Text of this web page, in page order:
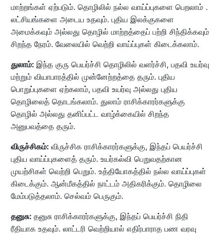
மாற்றங்கள் ஏற்படும். தொழிலில் நல்ல வாய்ப்புகளை பெறலாம் .
லட்சியங்களை அடைய உதவும். புதிய இலக்குகளை
அமைக்கவும் அல்லது தொழில் மாற்றத்தைப் பற்றி சிந்திக்கவும்
சிறந்த நேரம். வேலையில் வெற்றி வாய்ப்புகள் கிடைக்கலாம்.
துலாம்: இந்த குரு பெயர்ச்சி தொழிலில் வளர்ச்சி, பதவி உயர்வு
மற்றும் வியாபாரத்தில் முன்னேற்றத்தை தரும். புதிய
பொறுப்புகளை ஏற்கலாம், பதவி உயர்வு அல்லது புதிய
தொழிலைத் தொடங்கலாம். துலாம் ராசிக்காரர்களுக்கு
தொழில் அல்லது தனிப்பட்ட வாழ்க்கையில் சிறந்த
அனுபவத்தை தரும்.
விருச்சிகம்: விருச்சிக ராசிக்காரர்களுக்கு, இந்தப் பெயர்ச்சி
புதிய வாய்ப்புகளைத் தரும். உயர்கல்வி பெறுவதற்கான
முயற்சிகள் வெற்றி பெறும். உத்தியோகத்தில் நல்ல வாய்ப்புகள்
கிடைக்கும். ஆன்மீகத்தில் நாட்டம் அதிகரிக்கும். தொழிலை
மேம்படுத்தலாம். செல்வம் பெருகும்.
தனுசு: தனுசு ராசிக்காரர்களுக்கு, இந்தப் பெயர்ச்சி நிதி
ரீதியாக உதவும். லாட்டரி வெற்றியால் எதிர்பாராத பண வரவு